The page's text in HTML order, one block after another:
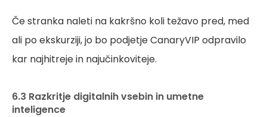
Če stranka naleti na kakršno koli težavo pred, med
ali po ekskurziji, jo bo podjetje CanaryVIP odpravilo
kar najhitreje in najučinkoviteje.
6.3 Razkritje digitalnih vsebin in umetne
inteligence